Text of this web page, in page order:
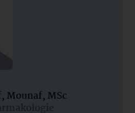
Mounaf, MSc